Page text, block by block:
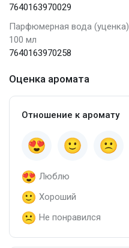
7640163970029
Парфюмерная вода (уценка)
100 мл
7640163970258
Оценка аромата
Отношение к аромату
Люблю
Хороший
Не понравился